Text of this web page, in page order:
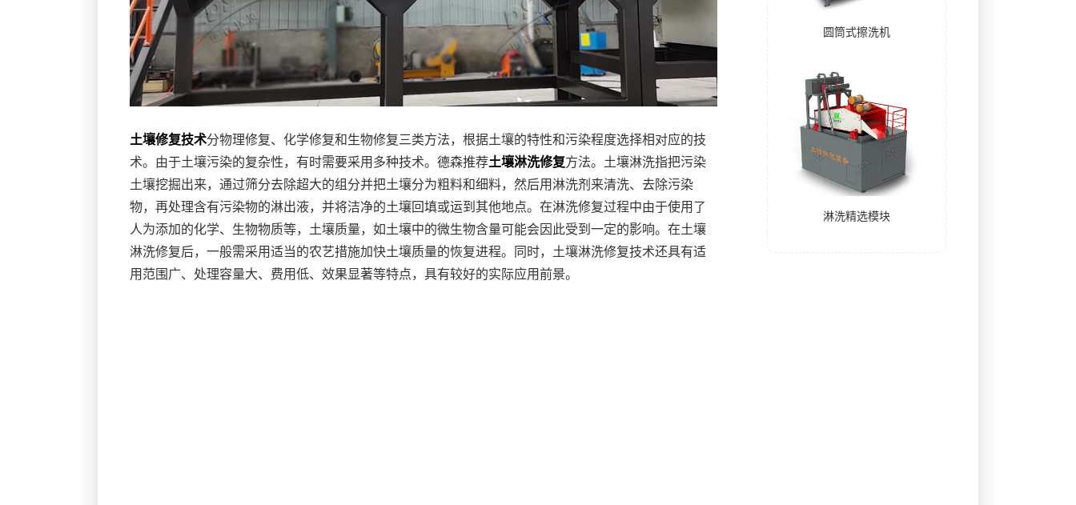
土壤修复技术分物理修复、化学修复和生物修复三类方法，根据土壤的特性和污染程度选择相对应的技
术。由于土壤污染的复杂性，有时需要采用多种技术。德森推荐土壤淋洗修复方法。土壤淋洗指把污染
土壤挖掘出来，通过筛分去除超大的组分并把土壤分为粗料和细料，然后用淋洗剂来清洗、去除污染
物，再处理含有污染物的淋出液，并将洁净的土壤回填或运到其他地点。在淋洗修复过程中由于使用了
人为添加的化学、生物物质等，土壤质量，如土壤中的微生物含量可能会因此受到一定的影响。在土壤
淋洗修复后，一般需采用适当的农艺措施加快土壤质量的恢复进程。同时，土壤淋洗修复技术还具有适
用范围广、处理容量大、费用低、效果显著等特点，具有较好的实际应用前景。
圆筒式擦洗机
淋洗精选模块